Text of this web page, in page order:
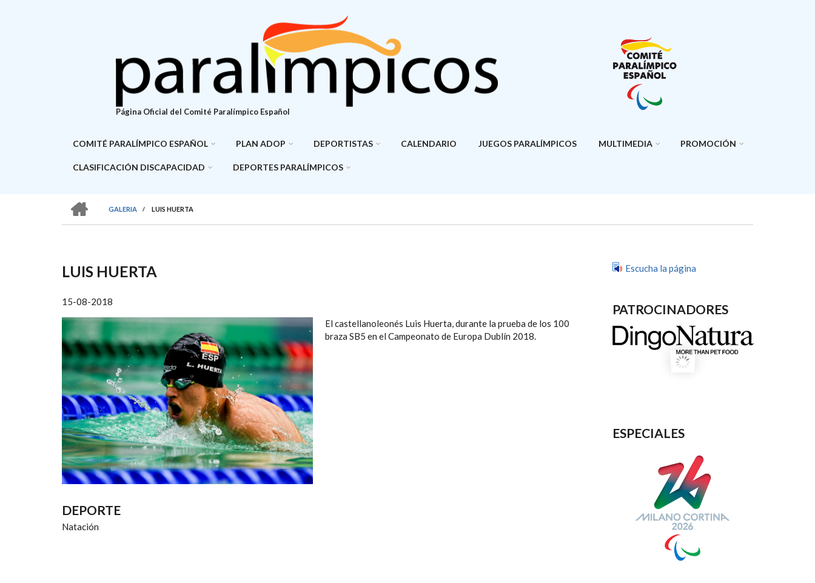
Página Oficial del Comité Paralímpico Español
COMITÉ PARALÍMPICO ESPAÑOL PLAN ADOP DEPORTISTAS CALENDARIO JUEGOS PARALÍMPICOS MULTIMEDIA PROMOCIÓN
CLASIFICACIÓN DISCAPACIDAD DEPORTES PARALÍMPICOS
SOBRESCRIBIR
DE
AYUDA
A
LA
NAVEGACIÓN
GALERIA
/ LUIS HUERTA
LUIS HUERTA
15-08-2018
El castellanoleonés Luis Huerta, durante la prueba de los 100
braza SB5 en el Campeonato de Europa Dublín 2018.
DEPORTE
Natación
Escucha la página
PATROCINADORES
ESPECIALES